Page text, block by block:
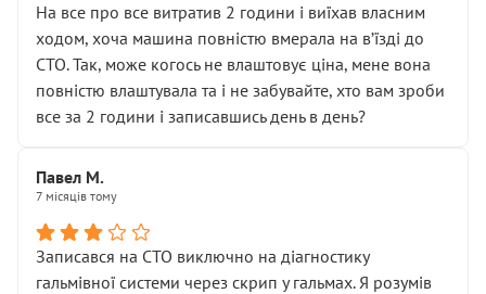
На все про все витратив 2 години і виїхав власним
ходом, хоча машина повністю вмерала на вʼїзді до
СТО. Так, може когось не влаштовує ціна, мене вона
повністю влаштувала та і не забувайте, хто вам зроби
все за 2 години і записавшись день в день?
Павел М.
7 місяців тому
Записався на СТО виключно на діагностику
гальмівної системи через скрип у гальмах. Я розумів